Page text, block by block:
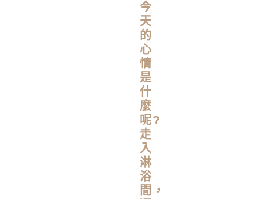
今
天
的
心
情
是
什
麼
呢?
走
入
淋
浴
間，